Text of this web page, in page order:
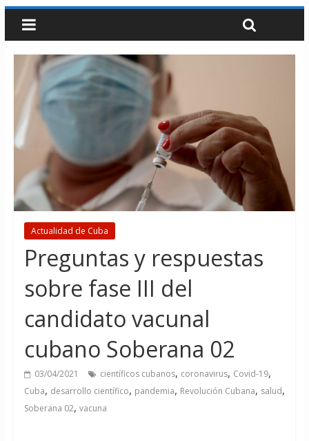
Actualidad de Cuba
Preguntas y respuestas
sobre fase III del
candidato vacunal
cubano Soberana 02
03/04/2021 científicos cubanos, coronavirus, Covid-19,
Cuba, desarrollo científico, pandemia, Revolución Cubana, salud,
Soberana 02, vacuna